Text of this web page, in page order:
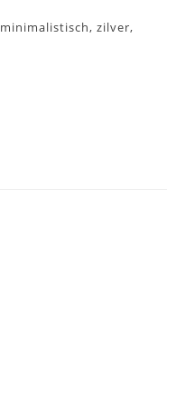
minimalistisch, zilver,